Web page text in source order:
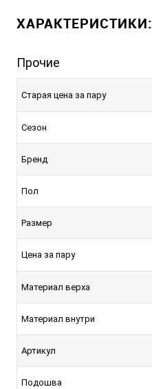
ХАРАКТЕРИСТИКИ:
Прочие
Старая цена за пару
Сезон
Бренд
Пол
Размер
Цена за пару
Материал верха
Материал внутри
Артикул
Подошва